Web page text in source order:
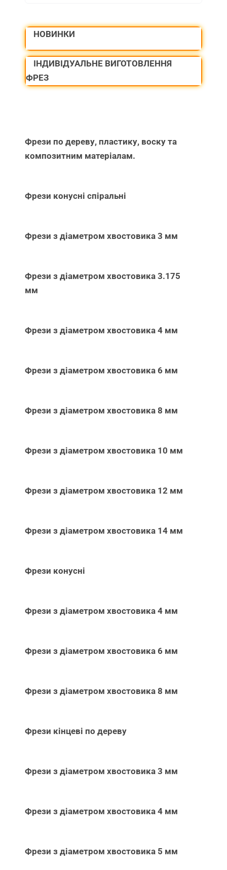
НОВИНКИ
ІНДИВІДУАЛЬНЕ ВИГОТОВЛЕННЯ
ФРЕЗ
Фрези по дереву, пластику, воску та
композитним матеріалам.
Фрези конусні спіральні
Фрези з діаметром хвостовика 3 мм
Фрези з діаметром хвостовика 3.175
мм
Фрези з діаметром хвостовика 4 мм
Фрези з діаметром хвостовика 6 мм
Фрези з діаметром хвостовика 8 мм
Фрези з діаметром хвостовика 10 мм
Фрези з діаметром хвостовика 12 мм
Фрези з діаметром хвостовика 14 мм
Фрези конусні
Фрези з діаметром хвостовика 4 мм
Фрези з діаметром хвостовика 6 мм
Фрези з діаметром хвостовика 8 мм
Фрези кінцеві по дереву
Фрези з діаметром хвостовика 3 мм
Фрези з діаметром хвостовика 4 мм
Фрези з діаметром хвостовика 5 мм